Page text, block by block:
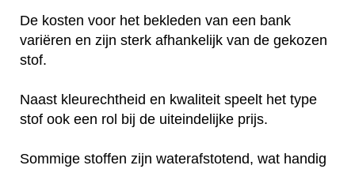
De kosten voor het bekleden van een bank
variëren en zijn sterk afhankelijk van de gekozen
stof.
Naast kleurechtheid en kwaliteit speelt het type
stof ook een rol bij de uiteindelijke prijs.
Sommige stoffen zijn waterafstotend, wat handig